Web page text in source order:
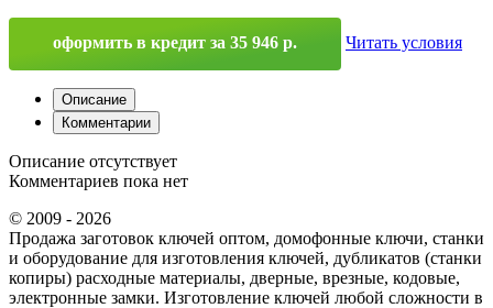
оформить в кредит за 35 946 р. Читать условия
Описание
Комментарии
Описание отсутствует
Комментариев пока нет
© 2009 - 2026
Продажа заготовок ключей оптом, домофонные ключи, станки
и оборудование для изготовления ключей, дубликатов (станки
копиры) расходные материалы, дверные, врезные, кодовые,
электронные замки. Изготовление ключей любой сложности в